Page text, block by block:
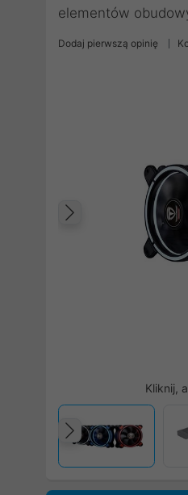
elementów
Dodaj pierwszą opinię
Poprzedni
Kliknij,
Poprzedni